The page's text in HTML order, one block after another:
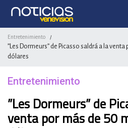
Entretenimiento /
”Les Dormeurs” de Picasso saldrá a la
dólares
Entretenimiento
”Les Dormeurs” de
venta por más de 50